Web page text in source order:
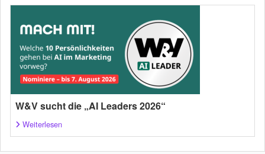
W&V sucht die „AI Leaders 2026“
Weiterlesen